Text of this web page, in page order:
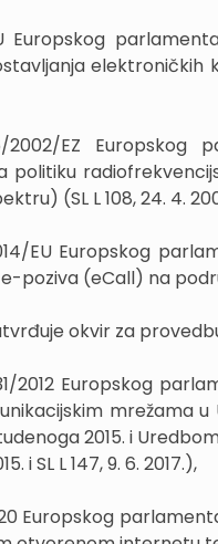
Europskog
elektroničkih
EZ Europskog
politiku
(SL L 108, 24. 4.
EU Europskog
(eCall) na
okvir za
2012 Europskog
mrežama
2015. i
i SL L 147, 9. 6. 2017.),
Europskog